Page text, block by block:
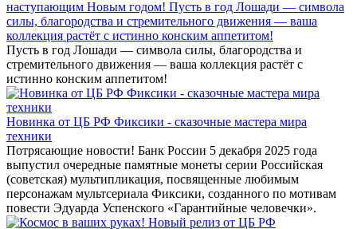
наступающим Новым годом! Пусть в год Лошади — символа
силы, благородства и стремительного движения — ваша
коллекция растёт с истинно конским аппетитом!
Пусть в год Лошади — символа силы, благородства и
стремительного движения — ваша коллекция растёт с
истинно конским аппетитом!
Новинка от ЦБ РФ Фиксики - сказочные мастера мира
техники
Потрясающие новости! Банк России 5 декабря 2025 года
выпустил очередные памятные монеты серии Российская
(советская) мультипликация, посвященные любимым
персонажам мультсериала Фиксики, созданного по мотивам
повести Эдуарда Успенского «Гарантийные человечки».